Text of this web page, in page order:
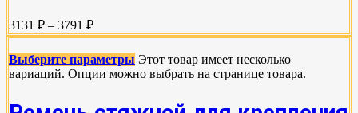
3131 ₽ – 3791 ₽
Выберите параметры Этот товар имеет несколько
вариаций. Опции можно выбрать на странице товара.